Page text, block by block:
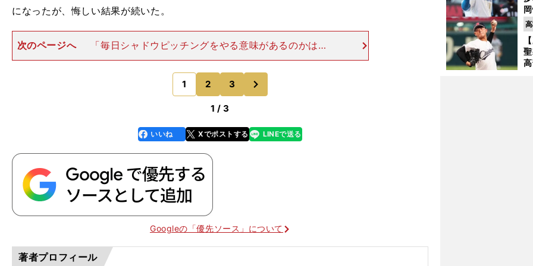
になったが、悔しい結果が続いた。
次のページへ
「毎日シャドウピッチングをやる意味があるのかはわ
かりません。でも、結果が出ない悔しさと『このままでいいのか？』と
いう思いで続けました。冬場は走り込みとか投手陣みんなできつい練習
をやって、『これだけやっ
1 2 3
1 / 3
faceboo
k
いいね Xでポストする
line LINEで送る
Googleの「優先ソース」について
著者プロフィール